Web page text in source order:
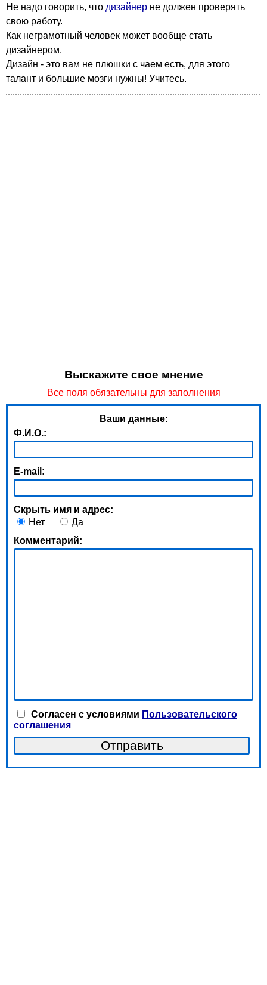
Не надо говорить, что дизайнер не должен проверять
свою работу.
Как неграмотный человек может вообще стать
дизайнером.
Дизайн - это вам не плюшки с чаем есть, для этого
талант и большие мозги нужны! Учитесь.
Выскажите свое мнение
Все поля обязательны для заполнения
Ваши данные:
Ф.И.О.:
E-mail:
Скрыть имя и адрес:
Нет
Да
Комментарий:
Согласен с условиями Пользовательского
соглашения